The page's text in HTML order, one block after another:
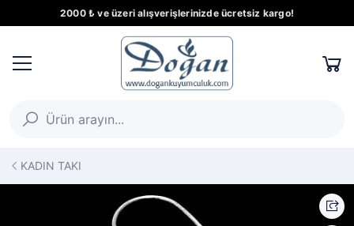
2000 ₺ ve üzeri alışverişlerinizde ücretsiz kargo!
KADIN TAKI